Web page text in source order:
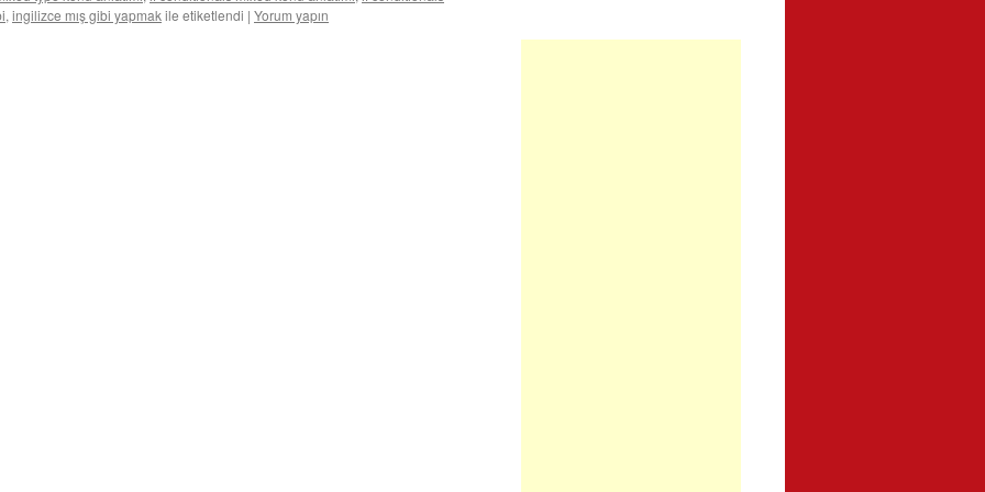
, ingilizce mış gibi yapmakile etiketlendi | Yorum yapın